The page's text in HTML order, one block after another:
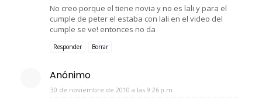
No creo porque el tiene novia y no es lali y para el
cumple de peter el estaba con lali en el video del
cumple se ve! entonces no da
Responder Borrar
Anónimo
30 de noviembre de 2010 a las 9:26 p.m.